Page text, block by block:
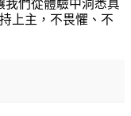
我們從體驗中洞悉真
上主，不畏懼、不